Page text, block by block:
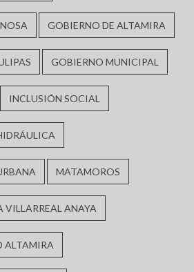
GOBIERNO DE ALTAMIRA
GOBIERNO MUNICIPAL
INCLUSIÓN SOCIAL
MATAMOROS
VILLARREAL ANAYA
ALTAMIRA